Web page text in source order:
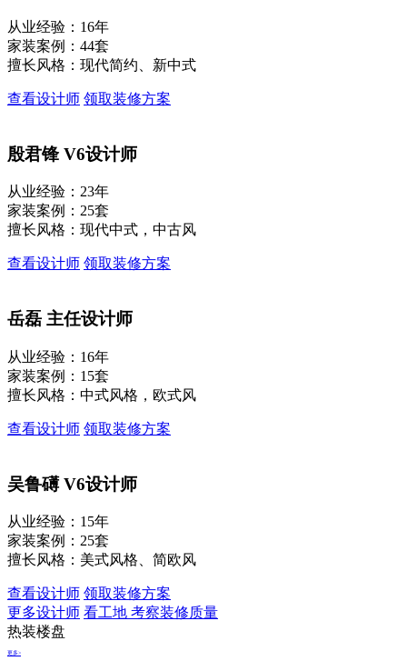
从业经验：16年
家装案例：44套
擅长风格：现代简约、新中式
查看设计师 领取装修方案
殷君锋 V6设计师
从业经验：23年
家装案例：25套
擅长风格：现代中式，中古风
查看设计师 领取装修方案
岳磊 主任设计师
从业经验：16年
家装案例：15套
擅长风格：中式风格，欧式风
查看设计师 领取装修方案
吴鲁礡V6设计师
从业经验：15年
家装案例：25套
擅长风格：美式风格、简欧风
查看设计师 领取装修方案
更多设计师 看工地 考察装修质量
热装楼盘
更多>